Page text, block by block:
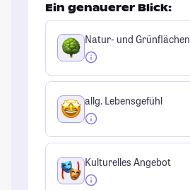
Ein genauerer Blick:
Natur- und Grünflächen
allg. Lebensgefühl
Kulturelles Angebot